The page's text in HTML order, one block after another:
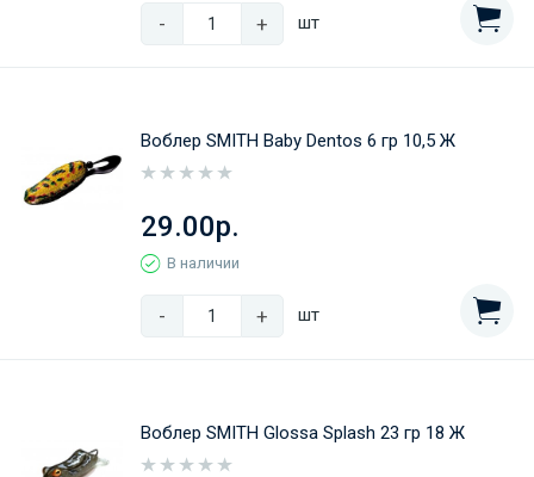
- + шт
Воблер SMITH Baby Dentos 6 гр 10,5 Ж
29.00р.
В наличии
- + шт
Воблер SMITH Glossa Splash 23 гр 18 Ж